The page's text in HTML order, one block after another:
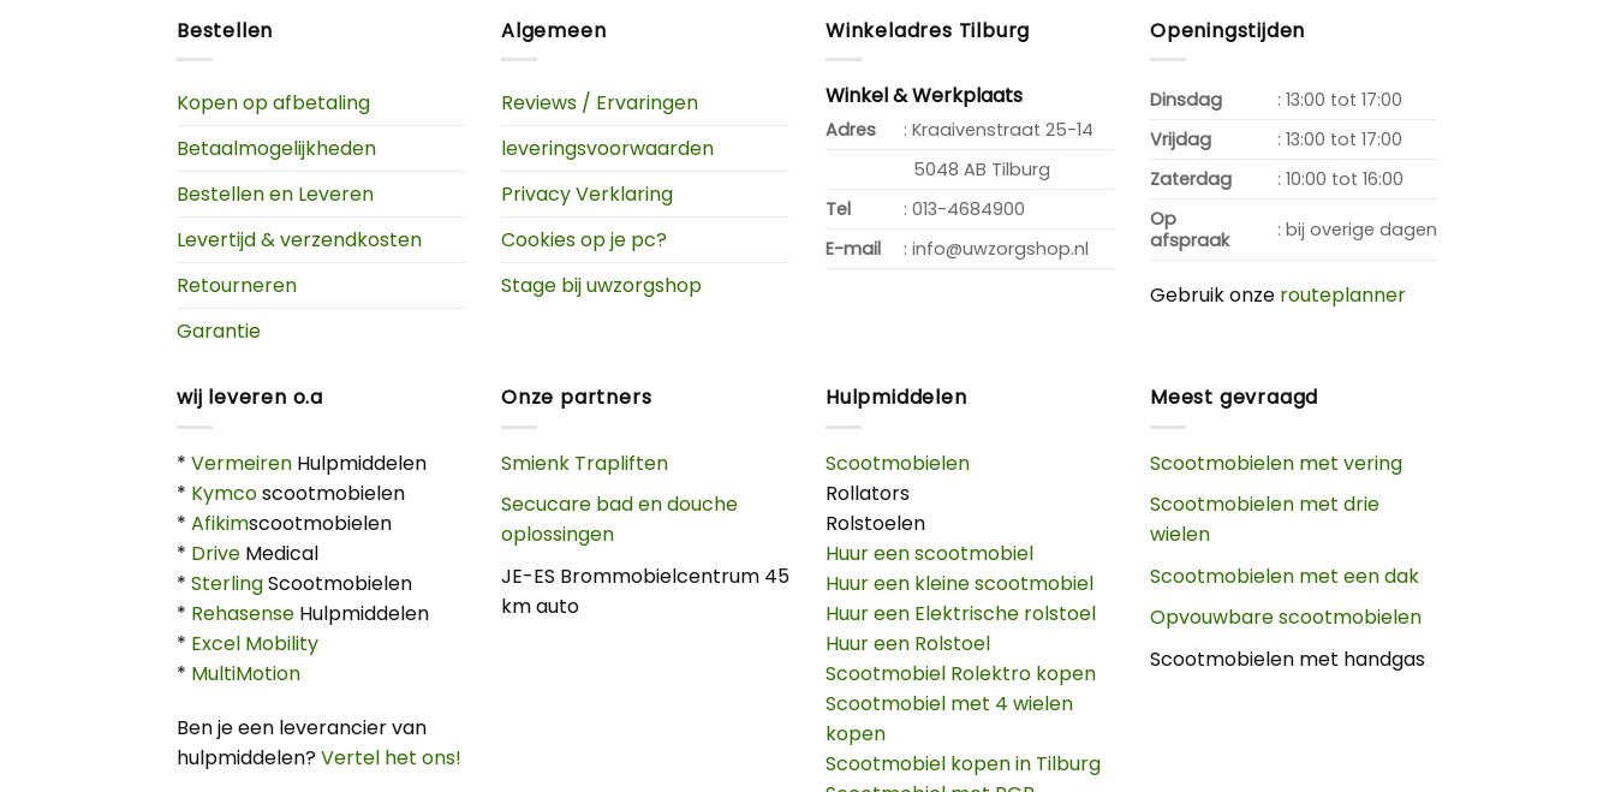
Bestellen
Kopen op afbetaling
Betaalmogelijkheden
Bestellen en Leveren
Levertijd & verzendkosten
Retourneren
Garantie
Algemeen
Reviews / Ervaringen
leveringsvoorwaarden
Privacy Verklaring
Cookies op je pc?
Stage bij uwzorgshop
Winkeladres Tilburg
Winkel & Werkplaats
Adres
: Kraaivenstraat 25-14
5048 AB Tilburg
Tel
: 013-4684900
E-mail
: info@uwzorgshop.nl
Openingstijden
Dinsdag
: 13:00 tot 17:00
Vrijdag
: 13:00 tot 17:00
Zaterdag
: 10:00 tot 16:00
Op
afspraak
: bij overige dagen
Gebruik onze routeplanner
wij leveren o.a
* Vermeiren Hulpmiddelen
* Kymcoscootmobielen
* Afikimscootmobielen
* Drive Medical
* SterlingScootmobielen
* Rehasense Hulpmiddelen
* Excel Mobility
* MultiMotion
Ben je een leverancier van
hulpmiddelen?Vertel het ons!
Onze partners
Smienk Trapliften
Secucare bad en douche
oplossingen
JE-ES Brommobielcentrum 45
km auto
Hulpmiddelen
Scootmobielen
Rollators
Rolstoelen
Huur een scootmobiel
Huur een kleine scootmobiel
Huur een Elektrische rolstoel
Huur een Rolstoel
Scootmobiel Rolektro kopen
Scootmobiel met 4 wielen
kopen
Scootmobiel kopen in Tilburg
Meest gevraagd
Scootmobielen met vering
Scootmobielen met drie
wielen
Scootmobielen met een dak
Opvouwbare scootmobielen
Scootmobielen met handgas